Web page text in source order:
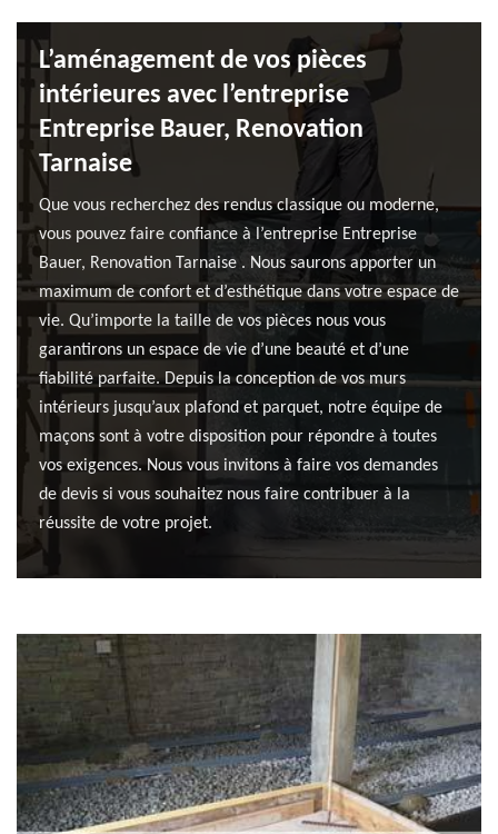
L’aménagement de vos pièces
intérieures avec l’entreprise
Entreprise Bauer, Renovation
Tarnaise
Que vous recherchez des rendus classique ou moderne,
vous pouvez faire confiance à l’entreprise Entreprise
Bauer, Renovation Tarnaise . Nous saurons apporter un
maximum de confort et d’esthétique dans votre espace de
vie. Qu’importe la taille de vos pièces nous vous
garantirons un espace de vie d’une beauté et d’une
fiabilité parfaite. Depuis la conception de vos murs
intérieurs jusqu’aux plafond et parquet, notre équipe de
maçons sont à votre disposition pour répondre à toutes
vos exigences. Nous vous invitons à faire vos demandes
de devis si vous souhaitez nous faire contribuer à la
réussite de votre projet.